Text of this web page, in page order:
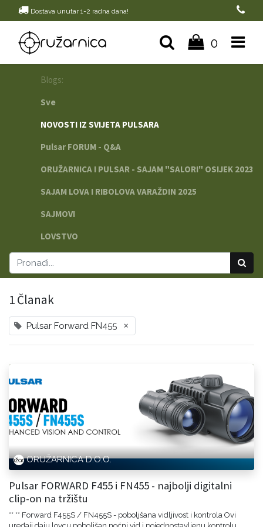
Dostava unutar 1-2 radna dana!
0
Blogs:
Sve
NOVOSTI IZ SVIJETA PULSARA
Pulsar FORUM - Q&A
ORUŽARNICA I PULSAR - SAJAM "SALORI" OSIJEK 2023
SAJAM LOVA I RIBOLOVA VARAŽDIN 2025
SAJMOVI
LOVSTVO
1 Članak
Pulsar Forward FN455 ×
ORUŽARNICA D.O.O.
Pulsar FORWARD F455 i FN455 - najbolji digitalni
clip-on na tržištu
** ** Forward F455S / FN455S - poboljšana vidljivost i kontrola Ovi